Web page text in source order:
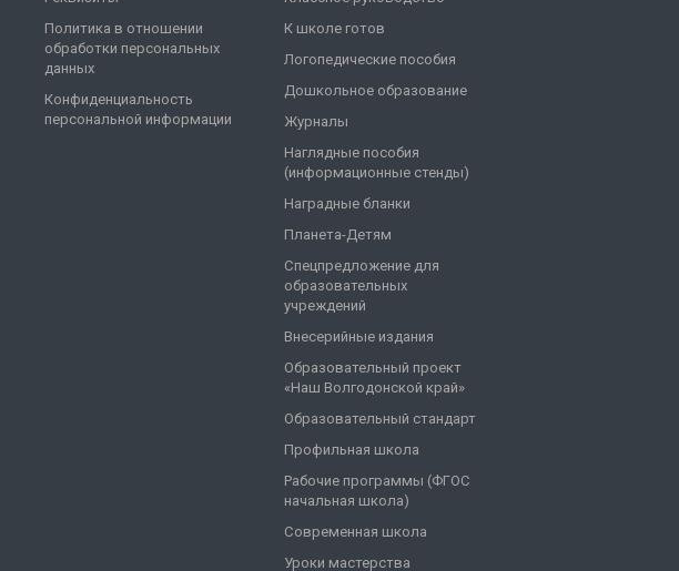
Политика в отношении
обработки персональных
данных
Конфиденциальность
персональной информации
К школе готов
Логопедические пособия
Дошкольное образование
Журналы
Наглядные пособия
(информационные стенды)
Наградные бланки
Планета-Детям
Спецпредложение для
образовательных
учреждений
Внесерийные издания
Образовательный проект
«Наш Волгодонской край»
Образовательный стандарт
Профильная школа
Рабочие программы (ФГОС
начальная школа)
Современная школа
Уроки мастерства